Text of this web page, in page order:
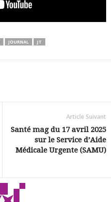
JOURNAL
JT
Article Suivant
Santé mag du 17 avril 2025
sur le Service d’Aide
Médicale Urgente (SAMU)